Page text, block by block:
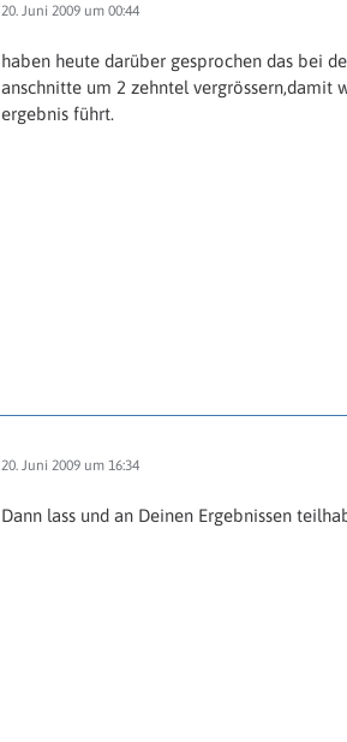
20. Juni 2009 um 00:44
haben heute darüber gesprochen das bei
anschnitte um 2 zehntel vergrössern,damit
ergebnis führt.
20. Juni 2009 um 16:34
Dann lass und an Deinen Ergebnissen